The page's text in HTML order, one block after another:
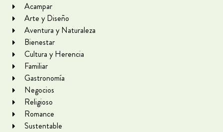
Acampar
Arte y Diseño
Aventura y Naturaleza
Bienestar
Cultura y Herencia
Familiar
Gastronomía
Negocios
Religioso
Romance
Sustentable